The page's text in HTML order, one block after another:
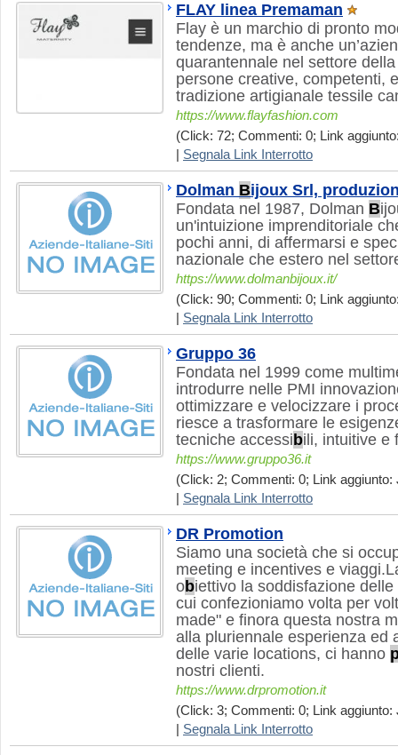
FLAY linea Premaman
Flay è un marchio di pronto
tendenze, ma è anche
quarantennale nel settore
persone creative, competenti,
tradizione artigianale tessile
https://www.flayfashion.com
(Click: 72; Commenti: 0; Link
Segnala Link Interrotto
Dolman Bijoux Srl,
Fondata nel 1987, Dolman B
un'intuizione imprenditoriale
pochi anni, di affermarsi e
nazionale che estero nel
https://www.dolmanbijoux.it/
(Click: 90; Commenti: 0; Link
Segnala Link Interrotto
Gruppo 36
Fondata nel 1999 come
introdurre nelle PMI
ottimizzare e velocizzare i
riesce a trasformare le
tecniche accessi bili, intuitive e
https://www.gruppo36.it
(Click: 2; Commenti: 0; Link aggiunto:
Segnala Link Interrotto
DR Promotion
Siamo una società che si
meeting e incentives e
obiettivo la soddisfazione
cui confezioniamo volta per
made" e finora questa nostra
alla pluriennale esperienza ed
delle varie locations, ci hanno
nostri clienti.
https://www.drpromotion.it
(Click: 3; Commenti: 0; Link aggiunto:
Segnala Link Interrotto